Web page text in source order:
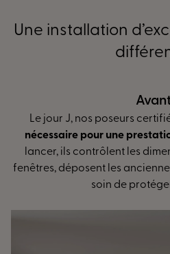
Une installation
tout le
de se
prennent
L’installation
réglage des
mesure vous
une isolation